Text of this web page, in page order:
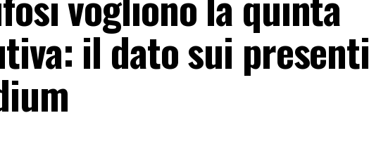
il dato sui presenti